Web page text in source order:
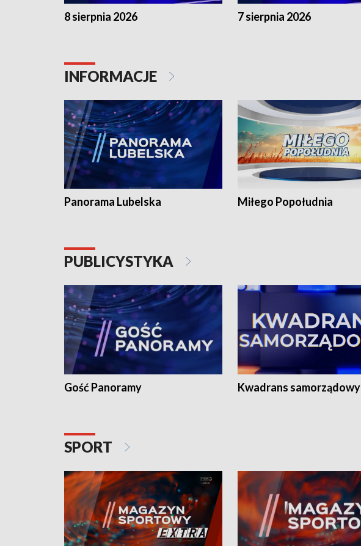
8 sierpnia 2026 7 sierpnia 2026
INFORMACJE
Panorama Lubelska Miłego Popołudnia
PUBLICYSTYKA
Gość Panoramy Kwadrans samorządowy
SPORT